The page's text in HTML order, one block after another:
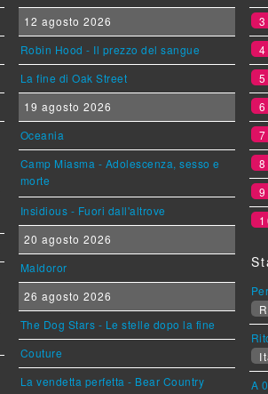
12 agosto 2026
Robin Hood - Il prezzo del sangue
La fine di Oak Street
19 agosto 2026
Oceania
Camp Miasma - Adolescenza, sesso e
morte
Insidious - Fuori dall'altrove
20 agosto 2026
Maldoror
26 agosto 2026
The Dog Stars - Le stelle dopo la fine
Couture
La vendetta perfetta - Bear Country
3
4
5
6
7
8
9
A